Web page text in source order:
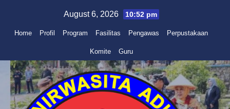
content
August 6, 2026 10:52 pm
Home Profil Program Fasilitas Pengawas Perpustakaan
Komite Guru